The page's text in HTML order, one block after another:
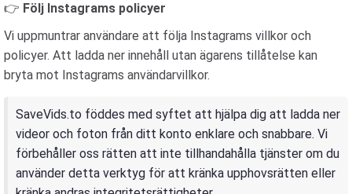
👉 Följ Instagrams policyer
Vi uppmuntrar användare att följa Instagrams villkor och
policyer. Att ladda ner innehåll utan ägarens tillåtelse kan
bryta mot Instagrams användarvillkor.
SaveVids.to föddes med syftet att hjälpa dig att ladda ner
videor och foton från ditt konto enklare och snabbare. Vi
förbehåller oss rätten att inte tillhandahålla tjänster om du
använder detta verktyg för att kränka upphovsrätten eller